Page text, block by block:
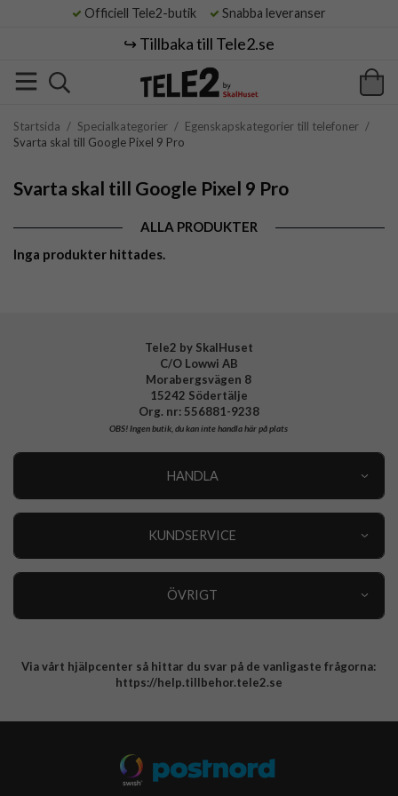
Officiell Tele2-butik Snabba leveranser
↪️ Tillbaka till Tele2.se
Startsida / Specialkategorier / Egenskapskategorier till telefoner /
Svarta skal till Google Pixel 9 Pro
Svarta skal till Google Pixel 9 Pro
ALLA PRODUKTER
Inga produkter hittades.
Tele2 by SkalHuset
C/O Lowwi AB
Morabergsvägen 8
15242 Södertälje
Org. nr: 556881-9238
OBS!Ingen butik, du kan inte handla här på plats
HANDLA
KUNDSERVICE
ÖVRIGT
Integritetspolicy
Via vårt hjälpcenter så hittar du svar på de vanligaste frågorna:
https://help.tillbehor.tele2.se